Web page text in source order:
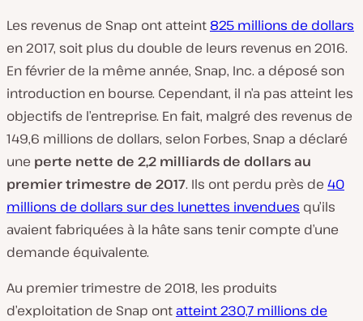
Les revenus de Snap ont atteint 825 millions de dollars
en 2017, soit plus du double de leurs revenus en 2016.
En février de la même année, Snap, Inc. a déposé son
introduction en bourse. Cependant, il n’a pas atteint les
objectifs de l’entreprise. En fait, malgré des revenus de
149,6 millions de dollars, selon Forbes, Snap a déclaré
une perte nette de 2,2 milliards de dollars au
premier trimestre de 2017. Ils ont perdu près de 40
millions de dollars sur des lunettes invendues qu’ils
avaient fabriquées à la hâte sans tenir compte d’une
demande équivalente.
Au premier trimestre de 2018, les produits
d’exploitation de Snap ont atteint 230,7 millions de